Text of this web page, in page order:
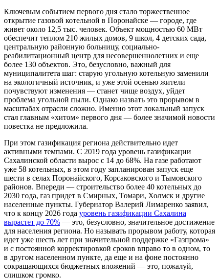
Ключевым событием первого дня стало торжественное
открытие газовой котельной в Поронайске — городе, где
живет около 12,5 тыс. человек. Объект мощностью 60 МВт
обеспечит теплом 210 жилых домов, 9 школ, 4 детских сада,
центральную районную больницу, социально-
реабилитационный центр для несовершеннолетних и еще
более 130 объектов. Это, безусловно, важный для
муниципалитета шаг: старую угольную котельную заменили
на экологичный источник, и уже этой осенью жители
почувствуют изменения — станет чище воздух, уйдет
проблема угольной пыли. Однако назвать это прорывом в
масштабах отрасли сложно. Именно этот локальный запуск
стал главным «хитом» первого дня — более значимой новости
повестка не предложила.
При этом газификация региона действительно идет
активными темпами. С 2019 года уровень газификации
Сахалинской области вырос с 14 до 68%. На газе работают
уже 58 котельных, в этом году запланирован запуск еще
шести в селах Поронайского, Корсаковского и Тымовского
районов. Впереди — строительство более 40 котельных до
2030 года, газ придет в Смирных, Томари, Холмск и другие
населенные пункты. Губернатор Валерий Лимаренко заявил,
что к концу 2026 года уровень газификации Сахалина
вырастет до 70% — это, безусловно, значительное достижение
для населения региона. Но называть прорывом работу, которая
идет уже шесть лет при значительной поддержке «Газпрома»
и с постоянной корректировкой сроков вправо то в одном, то
в другом населенном пункте, да еще и на фоне постоянно
сокращающихся бюджетных вложений — это, пожалуй,
слишком громко.